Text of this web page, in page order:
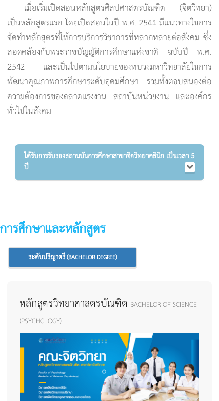
เมื่อเริ่มเปิดสอนหลักสูตรศิลปศาสตรบัณฑิต (จิตวิทยา)
เป็นหลักสูตรแรก โดยเปิดสอนในปี พ.ศ. 2544 มีแนวทางในการ
จัดทำหลักสูตรที่ให้การบริการวิชาการที่หลากหลายต่อสังคม ซึ่ง
สอดคล้องกับพระราชบัญญัติการศึกษาแห่งชาติ ฉบับปี พ.ศ.
2542 และเป็นไปตามนโยบายของทบวงมหาวิทยาลัยในการ
พัฒนาคุณภาพการศึกษาระดับอุดมศึกษา รวมทั้งตอบสนองต่อ
ความต้องการของตลาดแรงงาน สถาบันหน่วยงาน และองค์กร
ทั่วไปในสังคม
ได้รับการรับรองสถานบันการศึกษาสาขาจิตวิทยาคลินิกเป็นเวลา 5
ปี
การศึกษาและหลักสูตร
ระดับปริญาตรี(BACHELOR DEGREE)
หลักสูตรวิทยาศาสตรบัณฑิต BACHELOR OF SCIENCE
(PSYCHOLOGY)